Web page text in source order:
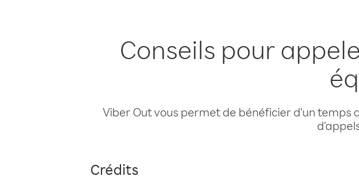
Conseils pour
Viber Out vous permet de bénéficier d'un temps
Crédits